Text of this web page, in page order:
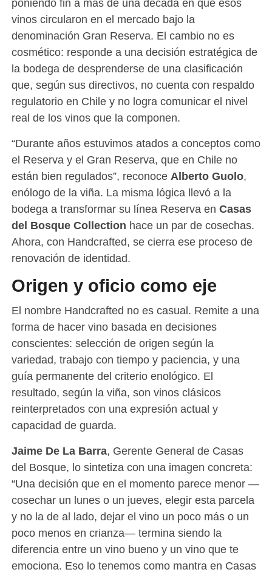
poniendo fin a más de una década en que esos
vinos circularon en el mercado bajo la
denominación Gran Reserva. El cambio no es
cosmético: responde a una decisión estratégica de
la bodega de desprenderse de una clasificación
que, según sus directivos, no cuenta con respaldo
regulatorio en Chile y no logra comunicar el nivel
real de los vinos que la componen.
“Durante años estuvimos atados a conceptos como
el Reserva y el Gran Reserva, que en Chile no
están bien regulados”, reconoce Alberto Guolo,
enólogo de la viña. La misma lógica llevó a la
bodega a transformar su línea Reserva en Casas
del Bosque Collection hace un par de cosechas.
Ahora, con Handcrafted, se cierra ese proceso de
renovación de identidad.
Origen y oficio como eje
El nombre Handcrafted no es casual. Remite a una
forma de hacer vino basada en decisiones
conscientes: selección de origen según la
variedad, trabajo con tiempo y paciencia, y una
guía permanente del criterio enológico. El
resultado, según la viña, son vinos clásicos
reinterpretados con una expresión actual y
capacidad de guarda.
Jaime De La Barra, Gerente General de Casas
del Bosque, lo sintetiza con una imagen concreta:
“Una decisión que en el momento parece menor —
cosechar un lunes o un jueves, elegir esta parcela
y no la de al lado, dejar el vino un poco más o un
poco menos en crianza— termina siendo la
diferencia entre un vino bueno y un vino que te
emociona. Eso lo tenemos como mantra en Casas